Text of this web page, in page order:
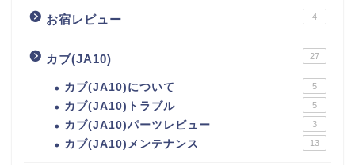
お宿レビュー 4
カブ(JA10) 27
カブ(JA10)について 5
カブ(JA10)トラブル 5
カブ(JA10)パーツレビュー 3
カブ(JA10)メンテナンス 13